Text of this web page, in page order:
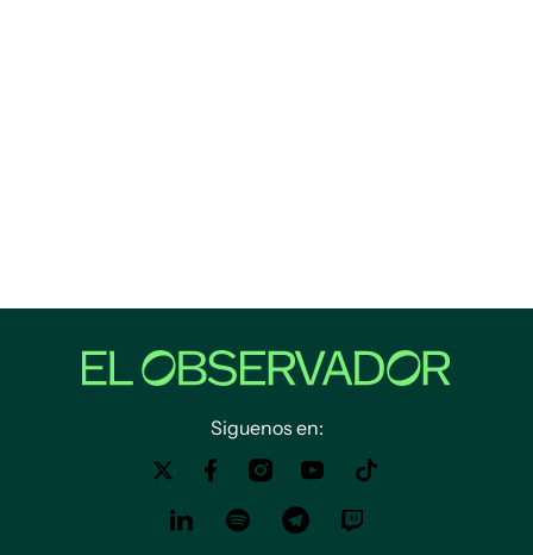
Siguenos en: